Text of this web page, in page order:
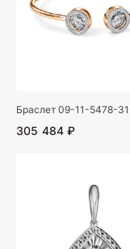
305 484 ₽